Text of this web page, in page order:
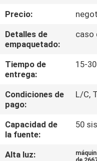
CALIDAD
CONTÁCTENOS
CASOS
SOLICITAR UN
Precio:
Detalles de
empaquetado:
caso
Tiempo de
entrega:
15-
Condiciones de
pago:
L/C,
Capacidad de
la fuente:
50
Alta luz: